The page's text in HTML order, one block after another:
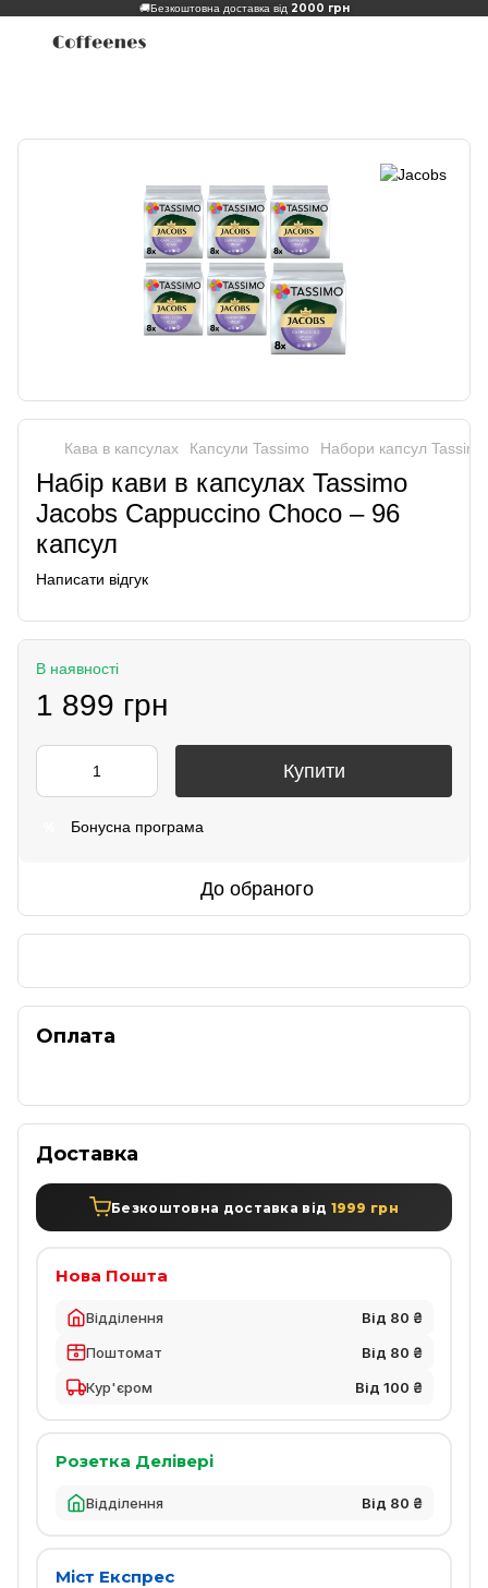
🚚Безкоштовна доставка від 2000 грн
Кава в капсулах Капсули Tassimo Набори капсул Tassimo
Набір кави в капсулах Tassimo
Jacobs Cappuccino Choco – 96
капсул
Написати відгук
В наявності
1 899 грн
Купити
Бонусна програма
До обраного
Оплата
Доставка
Безкоштовна доставка від 1999 грн
Нова Пошта
Відділення
Від 80 ₴
Поштомат
Від 80 ₴
Кур'єром
Від 100 ₴
Розетка Делівері
Відділення Від 80 ₴
Міст Експрес